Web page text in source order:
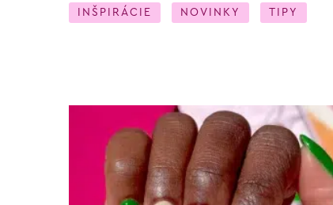
INŠPIRÁCIE NOVINKY TIPY